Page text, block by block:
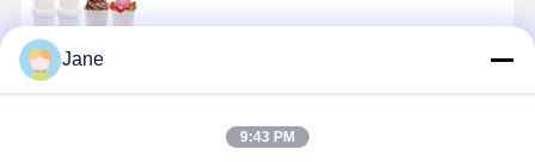
Prodotti Raccomandati
Jane
9:43 PM